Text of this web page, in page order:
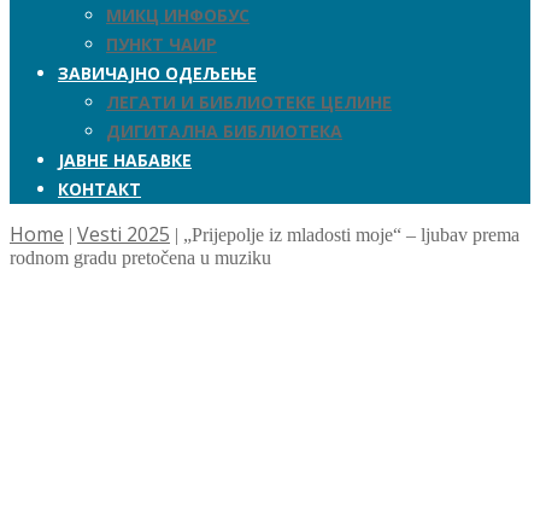
МИКЦ ИНФОБУС
ПУНКТ ЧАИР
ЗАВИЧАЈНО ОДЕЉЕЊЕ
ЛЕГАТИ И БИБЛИОТЕКЕ ЦЕЛИНЕ
ДИГИТАЛНА БИБЛИОТЕКА
ЈАВНЕ НАБАВКЕ
КОНТАКТ
Home | Vesti 2025 | „Prijepolјe iz mladosti moje“ – lјubav prema
rodnom gradu pretočena u muziku